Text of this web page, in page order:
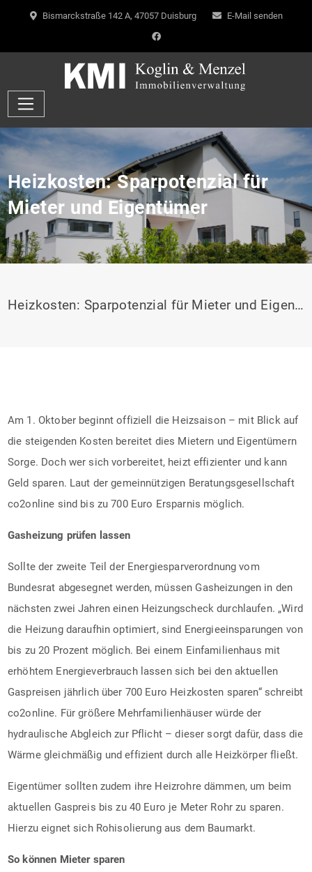
Bismarckstraße 142 A, 47057 Duisburg E-Mail senden
Heizkosten: Sparpotenzial für
Mieter und Eigentümer
Heizkosten: Sparpotenzial für Mieter und Eigentümer
Am 1. Oktober beginnt offiziell die Heizsaison – mit Blick auf
die steigenden Kosten bereitet dies Mietern und Eigentümern
Sorge. Doch wer sich vorbereitet, heizt effizienter und kann
Geld sparen. Laut der gemeinnützigen Beratungsgesellschaft
co2online sind bis zu 700 Euro Ersparnis möglich.
Gasheizung prüfen lassen
Sollte der zweite Teil der Energiesparverordnung vom
Bundesrat abgesegnet werden, müssen Gasheizungen in den
nächsten zwei Jahren einen Heizungscheck durchlaufen. „Wird
die Heizung daraufhin optimiert, sind Energieeinsparungen von
bis zu 20 Prozent möglich. Bei einem Einfamilienhaus mit
erhöhtem Energieverbrauch lassen sich bei den aktuellen
Gaspreisen jährlich über 700 Euro Heizkosten sparen“ schreibt
co2online. Für größere Mehrfamilienhäuser würde der
hydraulische Abgleich zur Pflicht – dieser sorgt dafür, dass die
Wärme gleichmäßig und effizient durch alle Heizkörper fließt.
Eigentümer sollten zudem ihre Heizrohre dämmen, um beim
aktuellen Gaspreis bis zu 40 Euro je Meter Rohr zu sparen.
Hierzu eignet sich Rohisolierung aus dem Baumarkt.
So können Mieter sparen